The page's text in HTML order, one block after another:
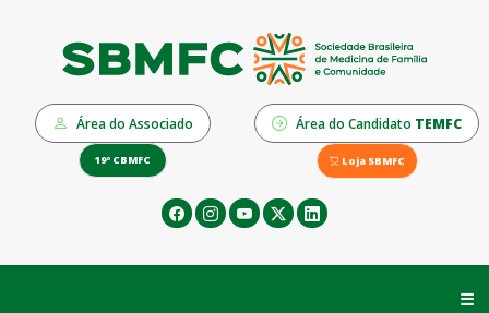
Área do Associado Área do Candidato TEMFC
19º CBMFC Loja SBMFC
☰